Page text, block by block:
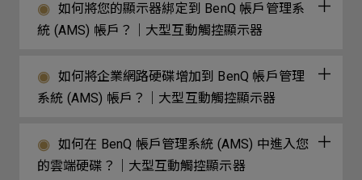
如何將您的顯示器綁定到 BenQ 帳戶管理系
統 (AMS) 帳戶？｜大型互動觸控顯示器
如何將企業網路硬碟增加到 BenQ 帳戶管理
系統 (AMS) 帳戶？｜大型互動觸控顯示器
如何在 BenQ 帳戶管理系統 (AMS) 中進入您
的雲端硬碟？｜大型互動觸控顯示器